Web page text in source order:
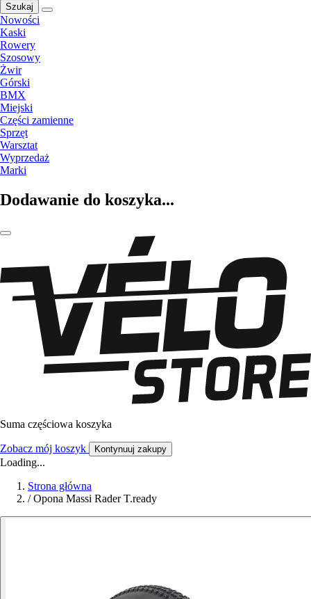
Szukaj
Nowości
Kaski
Rowery
Szosowy
Żwir
Górski
BMX
Miejski
Części zamienne
Sprzęt
Warsztat
Wyprzedaż
Marki
Dodawanie do koszyka...
Suma częściowa koszyka
Zobacz mój koszyk Kontynuuj zakupy
Loading...
Strona główna
/ Opona Massi Rader T.ready